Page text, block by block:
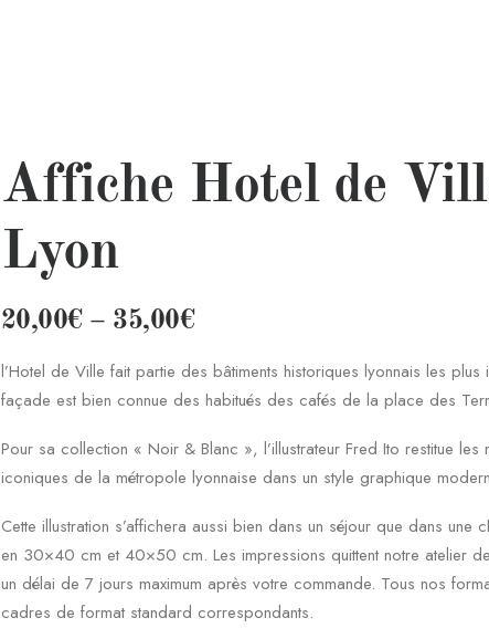
Affiche Hotel de
Lyon
20,00€– 35,00€
l’Hotel de Ville fait partie des bâtiments historiques lyonnais les plus
façade est bien connue des habitués des cafés de la place des
Pour sa collection « Noir & Blanc », l’illustrateur Fred Ito restitue les
iconiques de la métropole lyonnaise dans un style graphique
Cette illustration s’affichera aussi bien dans un séjour que dans une
en 30×40 cm et 40×50 cm. Les impressions quittent notre atelier
un délai de 7 jours maximum après votre commande. Tous nos
cadres de format standard correspondants.